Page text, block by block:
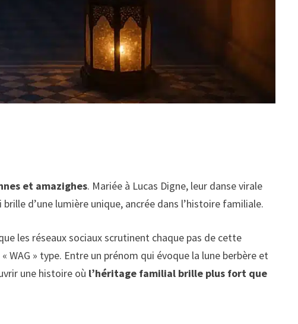
et amazighes. Mariée à Lucas Digne, leur danse virale
d’une lumière unique, ancrée dans l’histoire familiale.
les réseaux sociaux scrutinent chaque pas de cette
» type. Entre un prénom qui évoque la lune berbère et
une histoire où l’héritage familial brille plus fort que